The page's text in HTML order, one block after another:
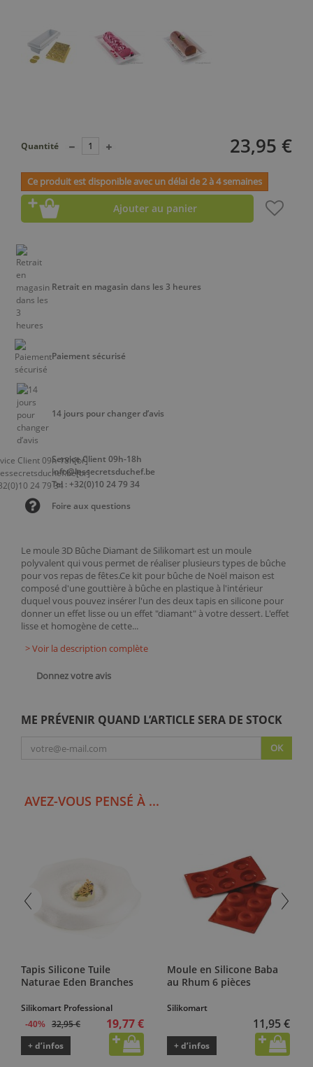
Le moule 3D Bûche Diamant de Silikomart est un moule
polyvalent qui vous permet de réaliser plusieurs types de bûche
pour vos repas de fêtes.Ce kit pour bûche de Noël maison est
composé d'une gouttière à bûche en plastique à l'intérieur
duquel vous pouvez insérer l'un des deux tapis en silicone pour
donner un effet lisse ou un effet "diamant" à votre dessert. L'effet
lisse et homogène de cette...
> Voir la description complète
Donnez votre avis
ME PRÉVENIR QUAND L’ARTICLE SERA DE STOCK
OK
23,95 €
Quantité
Ce produit est disponible avec un délai de 2 à 4 semaines
Ajouter au panier
Retrait en magasin dans les 3 heures
Paiement sécurisé
14 jours pour changer d’avis
Service Client 09h-18h
info@lessecretsduchef.be
Tel : +32(0)10 24 79 34
Foire aux questions
AVEZ-VOUS PENSÉ À ...
Tapis Silicone Tuile
Naturae Eden Branches
Silikomart Professional
-40% 32,95 € 19,77 €
+ d’infos
Moule en Silicone Baba
au Rhum 6 pièces
Silikomart
11,95 €
+ d’infos